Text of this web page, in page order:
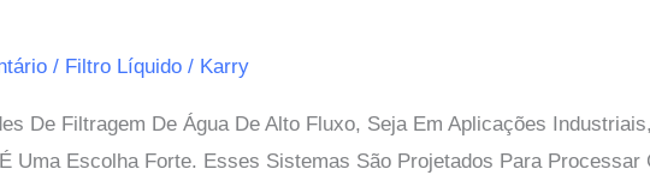
/ Filtro Líquido / Karry
De Filtragem De Água De Alto Fluxo, Seja Em Aplicações
Uma Escolha Forte. Esses Sistemas São Projetados Para Processar